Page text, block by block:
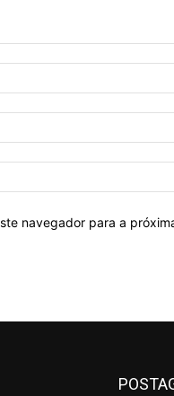
navegador para a